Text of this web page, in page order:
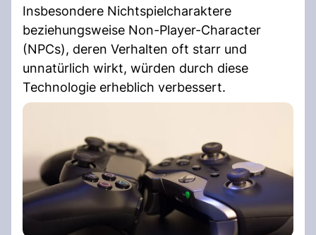
Insbesondere Nichtspielcharaktere
beziehungsweise Non-Player-Character
(NPCs), deren Verhalten oft starr und
unnatürlich wirkt, würden durch diese
Technologie erheblich verbessert.